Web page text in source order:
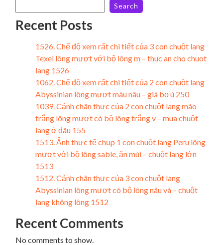
Search
Recent Posts
1526. Chế độ xem rất chi tiết của 3 con chuột lang
Texel lông mượt với bộ lông m – thuc an cho chuot
lang 1526
1062. Chế độ xem rất chi tiết của 2 con chuột lang
Abyssinian lông mượt màu nâu – giá bọ ú 250
1039. Cảnh chân thực của 2 con chuột lang mào
trắng lông mượt có bộ lông trắng v – mua chuột
lang ở đâu 155
1513. Ảnh thực tế chụp 1 con chuột lang Peru lông
mượt với bộ lông sable, ăn mùi – chuột lang lớn
1513
1512. Cảnh chân thực của 3 con chuột lang
Abyssinian lông mượt có bộ lông nâu và – chuột
lang không lông 1512
Recent Comments
No comments to show.